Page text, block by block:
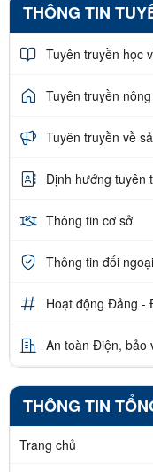
THÔNG TIN
Tuyên truyền học
Tuyên truyền
Tuyên truyền về
Định hướng tuyên
Thông tin cơ sở
Thông tin đối ngoại
Hoạt động Đảng -
An toàn Điện, bảo
THÔNG TIN
Trang chủ